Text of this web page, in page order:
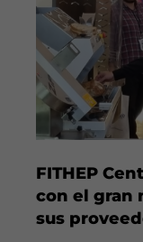
FITHEP
con el gran
sus